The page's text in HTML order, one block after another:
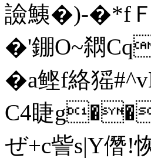
譣鮧�)-�*fＦ
�'錋O~閷
�a鲣f絡猺
C4睫
ぜ+c訾s|Y僭!